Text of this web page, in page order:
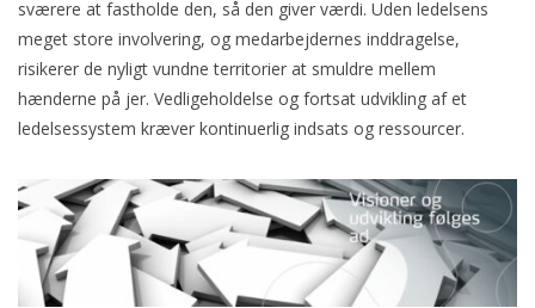
sværere at fastholde den, så den giver værdi. Uden ledelsens
meget store involvering, og medarbejdernes inddragelse,
risikerer de nyligt vundne territorier at smuldre mellem
hænderne på jer. Vedligeholdelse og fortsat udvikling af et
ledelsessystem kræver kontinuerlig indsats og ressourcer.